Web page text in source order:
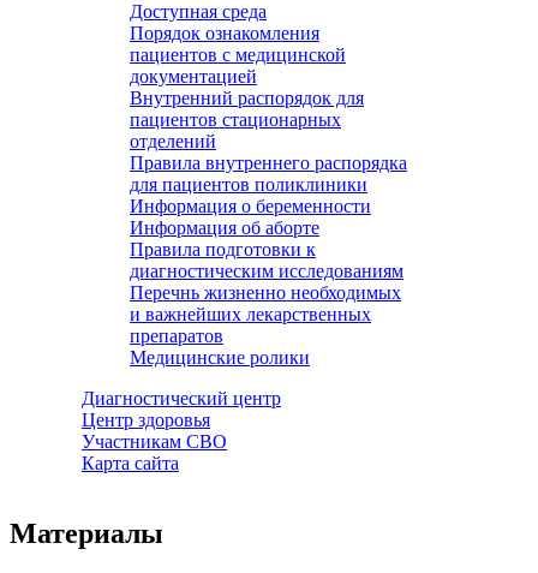
Доступная среда
Порядок ознакомления
пациентов с медицинской
документацией
Внутренний распорядок для
пациентов стационарных
отделений
Правила внутреннего распорядка
для пациентов поликлиники
Информация о беременности
Информация об аборте
Правила подготовки к
диагностическим исследованиям
Перечнь жизненно необходимых
и важнейших лекарственных
препаратов
Медицинские ролики
Диагностический центр
Центр здоровья
Участникам СВО
Карта сайта
Материалы